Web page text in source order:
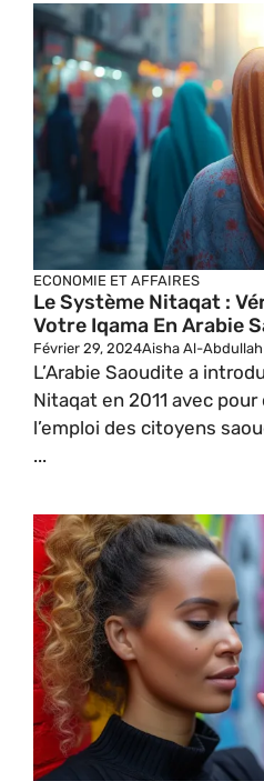
ECONOMIE ET AFFAIRES
Le Système Nitaqat :
Votre Iqama En Arabie
Février 29, 2024Aisha Al-Abdullah
L’Arabie Saoudite a
Nitaqat en 2011 avec
l’emploi des citoyens
...